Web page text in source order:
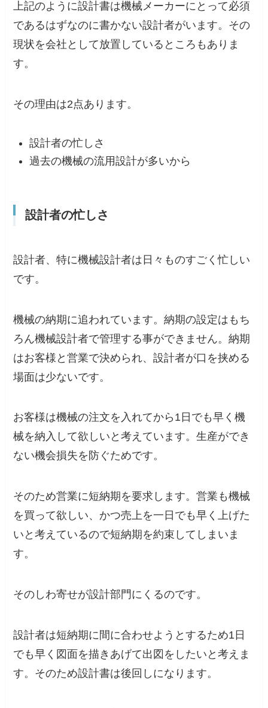
上記のように設計書は機械メーカーにとって必須
であるはずなのに書かない設計者がいます。その
現状を会社として放置しているところもありま
す。
その理由は2点あります。
設計者の忙しさ
過去の機械の流用設計が多いから
設計者の忙しさ
設計者、特に機械設計者は日々ものすごく忙しい
です。
機械の納期に追われています。納期の設定はもち
ろん機械設計者で管理する事ができません。納期
はお客様と営業で決められ、設計者が口を挟める
場面は少ないです。
お客様は機械の注文を入れてから1日でも早く機
械を納入して欲しいと考えています。生産ができ
ない機会損失を防ぐためです。
そのため営業に短納期を要求します。営業も機械
を買って欲しい、かつ売上を一日でも早く上げた
いと考えているので短納期を約束してしまいま
す。
そのしわ寄せが設計部門にくるのです。
設計者は短納期に間に合わせようとするため1日
でも早く図面を描きあげて出図をしたいと考えま
す。そのため設計書は後回しになります。